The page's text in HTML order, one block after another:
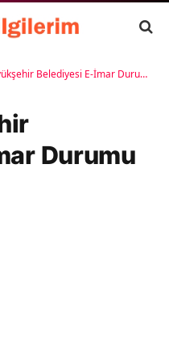
Belediyesi E-İmar Durumu 2026
Durumu